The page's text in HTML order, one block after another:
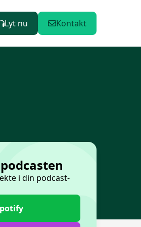
Lyt nu Kontakt
i din podcast-